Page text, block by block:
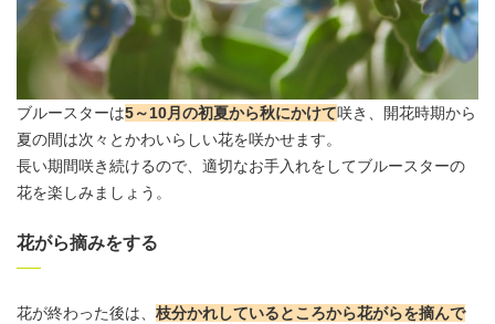
ブルースターは5～10月の初夏から秋にかけて咲き、開花時期から
夏の間は次々とかわいらしい花を咲かせます。
長い期間咲き続けるので、適切なお手入れをしてブルースターの
花を楽しみましょう。
花がら摘みをする
花が終わった後は、 枝分かれしているところから花がらを摘んで